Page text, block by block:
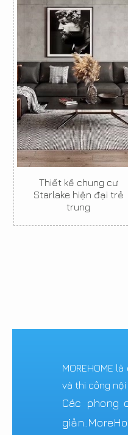
Thiết kế chung cư
Starlake hiện đại trẻ
trung
MOREHOME
và thi công
Các phong